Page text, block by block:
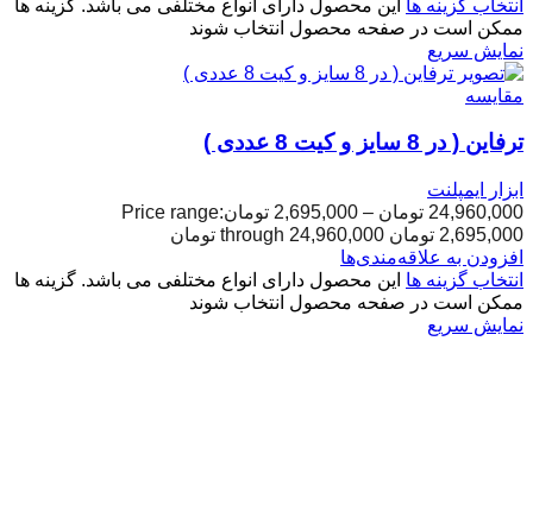
انتخاب گزینه ها این محصول دارای انواع مختلفی می باشد. گزینه ها
ممکن است در صفحه محصول انتخاب شوند
نمایش سریع
مقایسه
ترفاین ( در 8 سایز و کیت 8 عددی )
ابزار ایمپلنت
24,960,000 تومان –
2,695,000 تومانPrice range:
2,695,000 تومان through 24,960,000 تومان
افزودن به علاقه‌مندی‌ها
انتخاب گزینه ها این محصول دارای انواع مختلفی می باشد. گزینه ها
ممکن است در صفحه محصول انتخاب شوند
نمایش سریع